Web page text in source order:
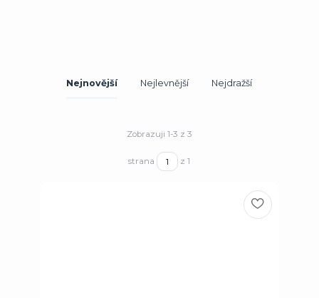
Nejnovější Nejlevnější Nejdražší
Zobrazuji 1-3 z 3
strana z 1